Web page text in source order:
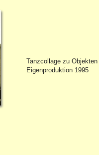
Tanzcollage zu
Eigenproduktion 1995